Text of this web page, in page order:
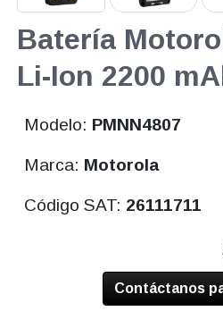
Batería
Li-Ion 2200
Modelo: PMNN4807
Marca: Motorola
Código SAT: 26111711
Contáctanos